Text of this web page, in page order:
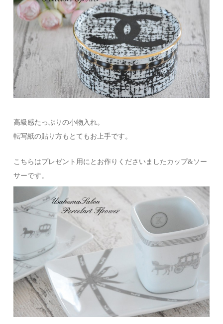
高級感たっぷりの小物入れ。
転写紙の貼り方もとてもお上手です。
こちらはプレゼント用にとお作りくださいましたカップ&ソー
サーです。